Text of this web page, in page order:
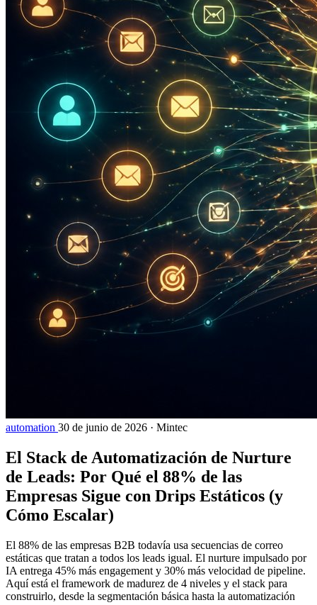
automation 30 de junio de 2026 · Mintec
El Stack de Automatización de Nurture
de Leads: Por Qué el 88% de las
Empresas Sigue con Drips Estáticos (y
Cómo Escalar)
El 88% de las empresas B2B todavía usa secuencias de correo
estáticas que tratan a todos los leads igual. El nurture impulsado por
IA entrega 45% más engagement y 30% más velocidad de pipeline.
Aquí está el framework de madurez de 4 niveles y el stack para
construirlo, desde la segmentación básica hasta la automatización